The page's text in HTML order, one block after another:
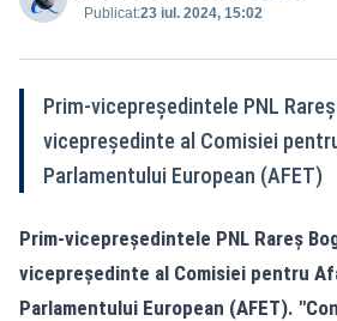
Publicat:23 iul. 2024, 15:02
Prim-vicepreședintele PNL
vicepreședinte al Comisiei
Parlamentului European (AFET)
Prim-vicepreședintele PNL Rareș
vicepreședinte al Comisiei pentru
Parlamentului European (AFET).